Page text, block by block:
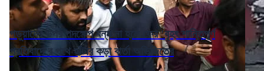
পড়ুয়াদের উপর পদক্ষেপ বন্ধ না হলে ফের 'বৃহৎ শান্তিপূর্ণ
প্রতিবাদে'র পথে হাঁটার কড়া বার্তা অভিজিতের